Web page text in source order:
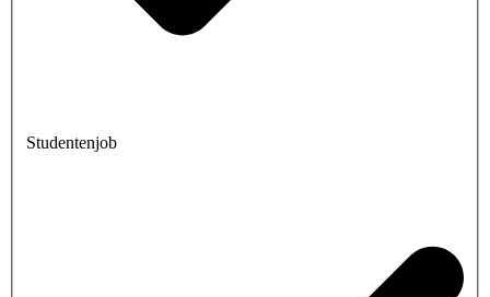
Studentenjob